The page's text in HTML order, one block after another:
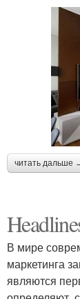
читать дальше
В мире
маркетинга
являются